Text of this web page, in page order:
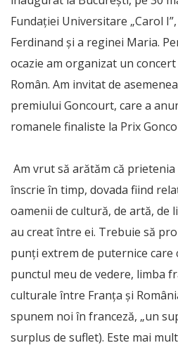
Fundației Universitare „Carol
Ferdinand și a reginei Maria.
ocazie am organizat un
Român. Am invitat de
premiului Goncourt, care a
romanele finaliste la Prix
Am vrut să arătăm că
înscrie în timp, dovada fiind
oamenii de cultură, de artă, de
au creat între ei. Trebuie să
punți extrem de puternice care
punctul meu de vedere, limba
culturale între Franța și
spunem noi în franceză, „un
surplus de suflet). Este mai